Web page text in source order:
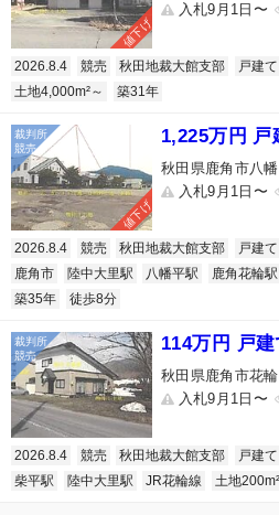
値下げ
入札9月1日〜
2026.8.4 競売 秋田地裁大館支部 戸建て
土地4,000m²～
築31年
値下げ
1,225万円 戸
秋田県鹿角市八
入札9月1日〜
2026.8.4 競売 秋田地裁大館支部 戸建て
鹿角市
陸中大里駅 八幡平駅 鹿角花輪駅
築35年
徒歩8分
114万円 戸建
秋田県鹿角市花輪
入札9月1日〜
2026.8.4 競売 秋田地裁大館支部 戸建て
柴平駅
陸中大里駅 JR花輪線 土地